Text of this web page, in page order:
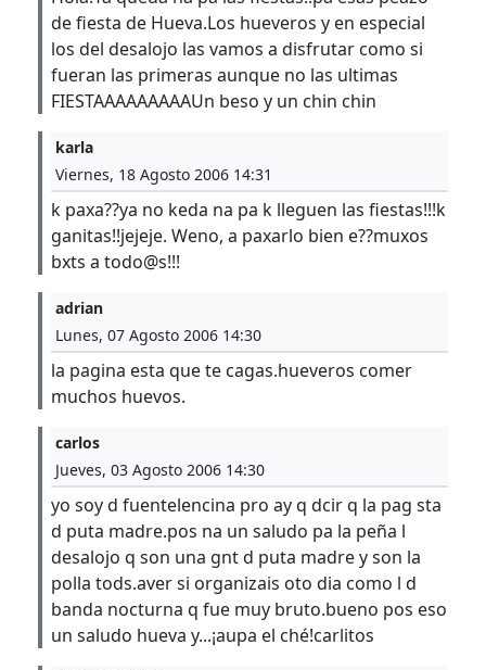
de fiesta de Hueva.Los hueveros y en especial
los del desalojo las vamos a disfrutar como si
fueran las primeras aunque no las ultimas
FIESTAAAAAAAAAUn beso y un chin chin
karla
Viernes, 18 Agosto 2006 14:31
k paxa??ya no keda na pa k lleguen las fiestas!!!k
ganitas!!jejeje. Weno, a paxarlo bien e??muxos
bxts a todo@s!!!
adrian
Lunes, 07 Agosto 2006 14:30
la pagina esta que te cagas.hueveros comer
muchos huevos.
carlos
Jueves, 03 Agosto 2006 14:30
yo soy d fuentelencina pro ay q dcir q la pag sta
d puta madre.pos na un saludo pa la peña l
desalojo q son una gnt d puta madre y son la
polla tods.aver si organizais oto dia como l d
banda nocturna q fue muy bruto.bueno pos eso
un saludo hueva y...¡aupa el ché!carlitos